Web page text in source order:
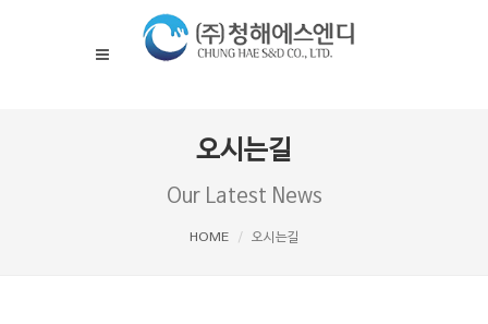
오시는길
Our Latest News
HOME 오시는길